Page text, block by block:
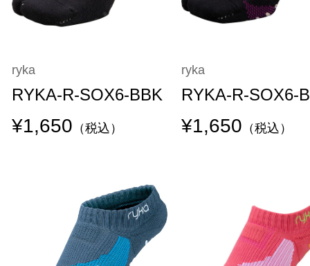
ryka
RYKA-R-SOX6-BBK
¥1,650 （税込）
ryka
RYKA-R-SOX6-
¥1,650 （税込）